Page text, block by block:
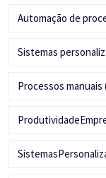
Automação de
Sistemas
Processos manuais